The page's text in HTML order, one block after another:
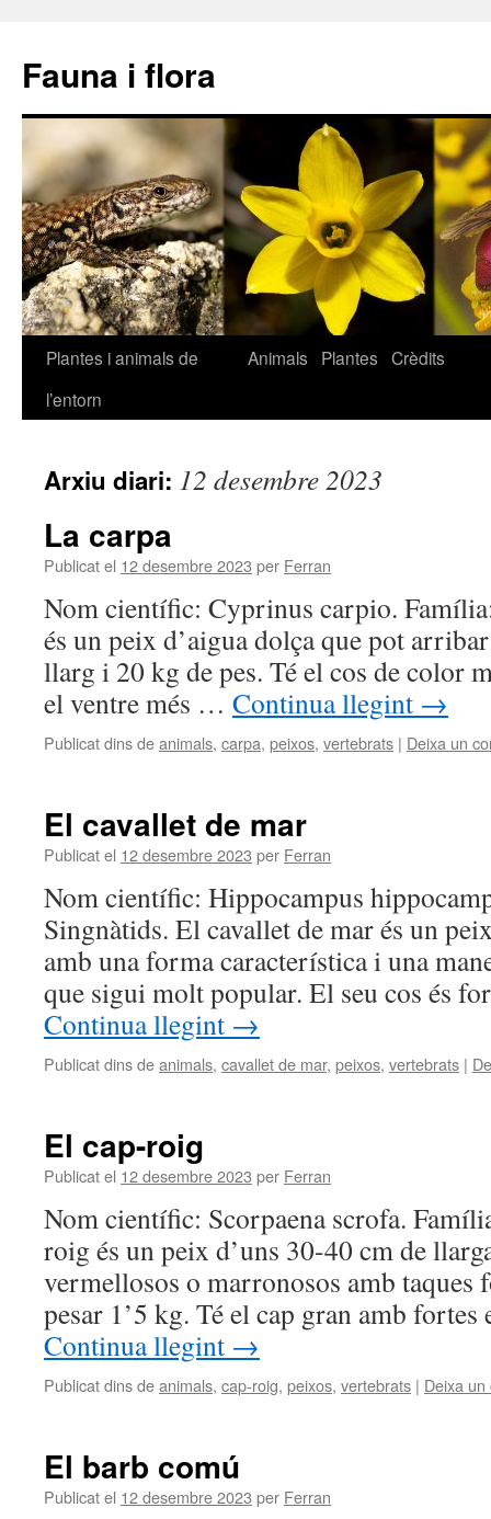
Fauna i flora
Vés
Plantes i animals de
l’entorn
Animals Plantes Crèdits
Arxiu diari: 12 desembre 2023
La carpa
Publicat el 12 desembre 2023 per Ferran
Nom científic: Cyprinus carpio.
és un peix d’aigua dolça que pot
llarg i 20 kg de pes. Té el cos de color
el ventre més … Continua llegint →
Publicat dins deanimals, carpa, peixos, vertebrats | Deixa un
El cavallet de mar
Publicat el 12 desembre 2023 per Ferran
Nom científic: Hippocampus
Singnàtids. El cavallet de mar és un
amb una forma característica i una
que sigui molt popular. El seu cos és
Continua llegint →
Publicat dins deanimals, cavallet de mar, peixos, vertebrats |
El cap-roig
Publicat el 12 desembre 2023 per Ferran
Nom científic: Scorpaena scrofa.
roig és un peix d’uns 30-40 cm de
vermellosos o marronosos amb taques
pesar 1’5 kg. Té el cap gran amb
Continua llegint →
Publicat dins deanimals, cap-roig, peixos, vertebrats | Deixa
El barb comú
Publicat el 12 desembre 2023 per Ferran